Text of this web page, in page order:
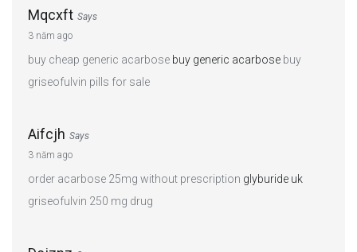
Mqcxft Says
3 năm ago
buy cheap generic acarbose buy generic acarbose buy
griseofulvin pills for sale
Aifcjh Says
3 năm ago
order acarbose 25mg without prescription glyburide uk
griseofulvin 250 mg drug